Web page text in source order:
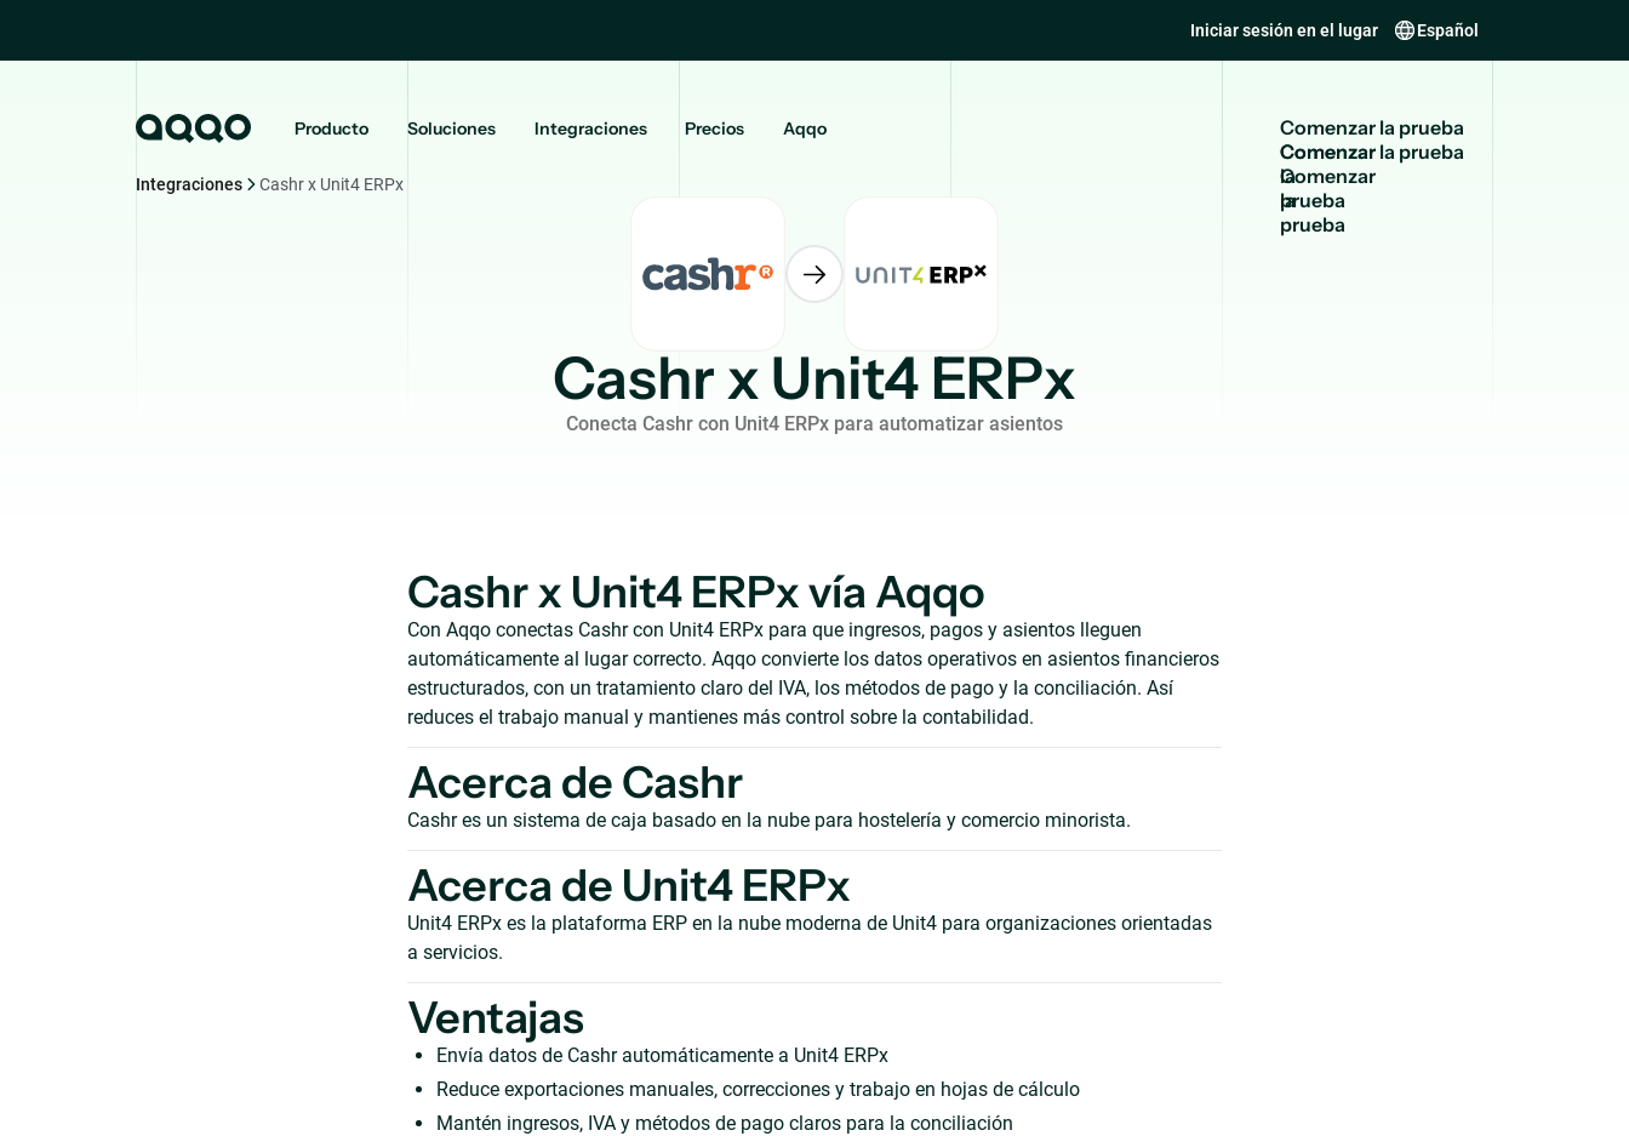
Iniciar sesión en el lugar Español
Producto Soluciones Integraciones Precios Aqqo Comenzarla prueba
Comenzar
la
prueba
Integraciones Cashr x Unit4 ERPx
Cashr x Unit4 ERPx
Conecta Cashr con Unit4 ERPx para automatizar asientos
Cashr x Unit4 ERPx vía Aqqo
Con Aqqo conectas Cashr con Unit4 ERPx para que ingresos, pagos y asientos lleguen
automáticamente al lugar correcto. Aqqo convierte los datos operativos en asientos financieros
estructurados, con un tratamiento claro del IVA, los métodos de pago y la conciliación. Así
reduces el trabajo manual y mantienes más control sobre la contabilidad.
Acerca de Cashr
Cashr es un sistema de caja basado en la nube para hostelería y comercio minorista.
Acerca de Unit4 ERPx
Unit4 ERPx es la plataforma ERP en la nube moderna de Unit4 para organizaciones orientadas
a servicios.
Ventajas
Envía datos de Cashr automáticamente a Unit4 ERPx
Reduce exportaciones manuales, correcciones y trabajo en hojas de cálculo
Mantén ingresos, IVA y métodos de pago claros para la conciliación